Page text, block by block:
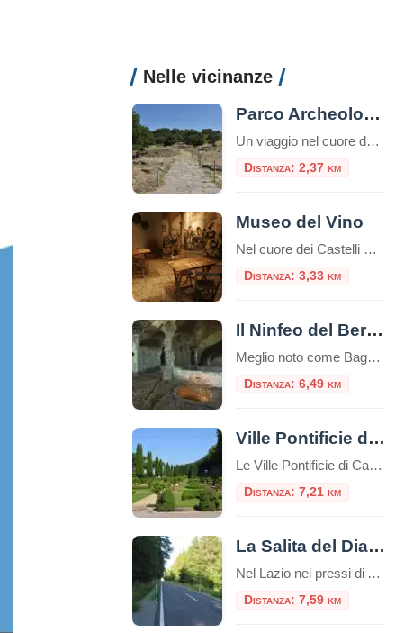
Nelle vicinanze
Parco Archeologico Culturale di Tuscolo
Un viaggio nel cuore dei Castelli Romani, tra storia, natura e panorami Il Parco Archeologico Culturale di Tuscolo si trova nel comune di Monte Porzio Catone, nel cuore dei Castelli Romani, a circa 25 km da Roma. La zona è facilmente raggiungibile in auto o con una combinazione di treno e navetta. Breve storia Tusculum […]
Distanza: 2,37 km
Museo del Vino
Nel cuore dei Castelli Romani, Monte Porzio Catone ospita il Museo del Vino, un luogo che celebra la tradizione vitivinicola del territorio. Inaugurato il 12 aprile 2024, il museo è situato nei locali dell’ex stazione ferroviaria, attiva dal 1916 al 1944, ora trasformata in uno spazio culturale che racconta la storia e l’identità enologica della […]
Distanza: 3,33 km
Il Ninfeo del Bergantino
Meglio noto come Bagni di Diana, il Ninfeo Bergantino si trova sulla riva occidentale del Lago Albano, circa a metà strada tra il Ninfeo Dorico e l'Emissario del lago. Seguendo la riva occidentale del lago di Albano, dopo circa due chilometri in senso a
Distanza: 6,49 km
Ville Pontificie di Castel Gandolfo
Le Ville Pontificie di Castel Gandolfo sono un insieme di palazzi e giardini appartenenti al Vaticano; estese per circa 55 ettari, più della Città del Vaticano nel centro di Roma che è solo 44 ettari. È una delle più grandi aree extraterritoriali della Santa Sede in Italia. Comprende il Palazzo Papale e tre ville storiche: […]
Distanza: 7,21 km
La Salita del Diavolo, la strada antigravitazionale
Nel Lazio nei pressi di Ariccia sui Castelli Romani esiste una strada magica, la “Salita Stregata” o “Salita del Diavolo“: lungo una salita rettilinea, ogni cosa lasciata libera sul suolo, invece di scendere inizia a salire! La strada si trova precisamente al Km. 11,600 della Strada Statale 218, a pochi passi da Roma. Questo insolito […]
Distanza: 7,59 km